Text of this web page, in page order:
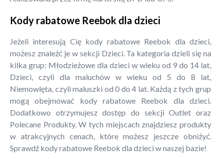
Kody rabatowe Reebok dla dzieci
Jeżeli interesują Cię kody rabatowe Reebok dla dzieci,
możesz znaleźć je w sekcji Dzieci. Ta kategoria dzieli się na
kilka grup: Młodzieżowe dla dzieci w wieku od 9 do 14 lat,
Dzieci, czyli dla maluchów w wieku od 5 do 8 lat,
Niemowlęta, czyli maluszki od 0 do 4 lat. Każdą z tych grup
mogą obejmować kody rabatowe Reebok dla dzieci.
Dodatkowo otrzymujesz dostęp do sekcji Outlet oraz
Polecane Produkty. W tych miejscach znajdziesz produkty
w atrakcyjnych cenach, które możesz jeszcze obniżyć.
Sprawdź kody rabatowe Reebok dla dzieci w naszej bazie!